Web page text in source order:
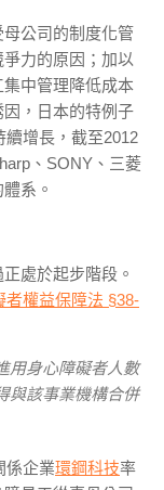
公司的制度化管
力的原因；加以
中管理降低成本
因，日本的特例子
續增長，截至2012
、SONY、三菱
系。
處於起步階段。
者權益保障法 §38-
用身心障礙者人數
與該事業機構合併
係企業環鋼科技率